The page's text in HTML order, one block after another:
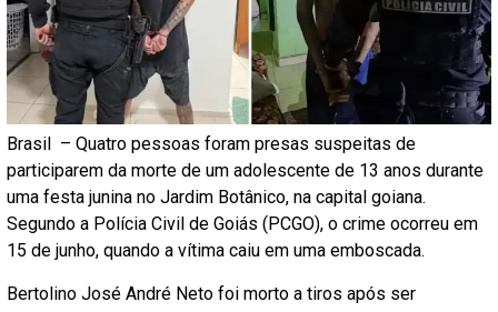
Brasil – Quatro pessoas foram presas suspeitas de
participarem da morte de um adolescente de 13 anos durante
uma festa junina no Jardim Botânico, na capital goiana.
Segundo a Polícia Civil de Goiás (PCGO), o crime ocorreu em
15 de junho, quando a vítima caiu em uma emboscada.
Bertolino José André Neto foi morto a tiros após ser